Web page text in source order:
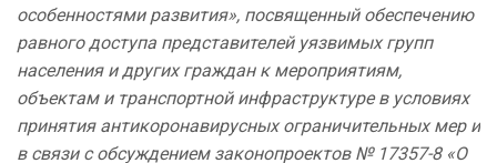
особенностями развития», посвященный обеспечению
равного доступа представителей уязвимых групп
населения и других граждан к мероприятиям,
объектам и транспортной инфраструктуре в условиях
принятия антикоронавирусных ограничительных мер и
в связи с обсуждением законопроектов № 17357-8 «О